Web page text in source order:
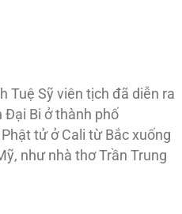
Tuệ Sỹ viên tịch đã diễn ra
Bi ở thành phố
tử ở Cali từ Bắc xuống
như nhà thơ Trần Trung